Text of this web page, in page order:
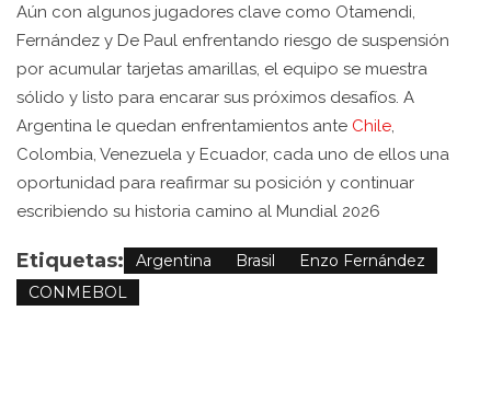
Aún con algunos jugadores clave como Otamendi,
Fernández y De Paul enfrentando riesgo de suspensión
por acumular tarjetas amarillas, el equipo se muestra
sólido y listo para encarar sus próximos desafíos. A
Argentina le quedan enfrentamientos ante Chile,
Colombia, Venezuela y Ecuador, cada uno de ellos una
oportunidad para reafirmar su posición y continuar
escribiendo su historia camino al Mundial 2026
Etiquetas: Argentina Brasil
Enzo Fernández
CONMEBOL